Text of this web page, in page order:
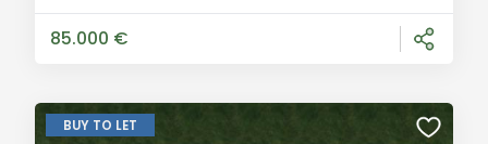
85.000 €
BUY TO LET